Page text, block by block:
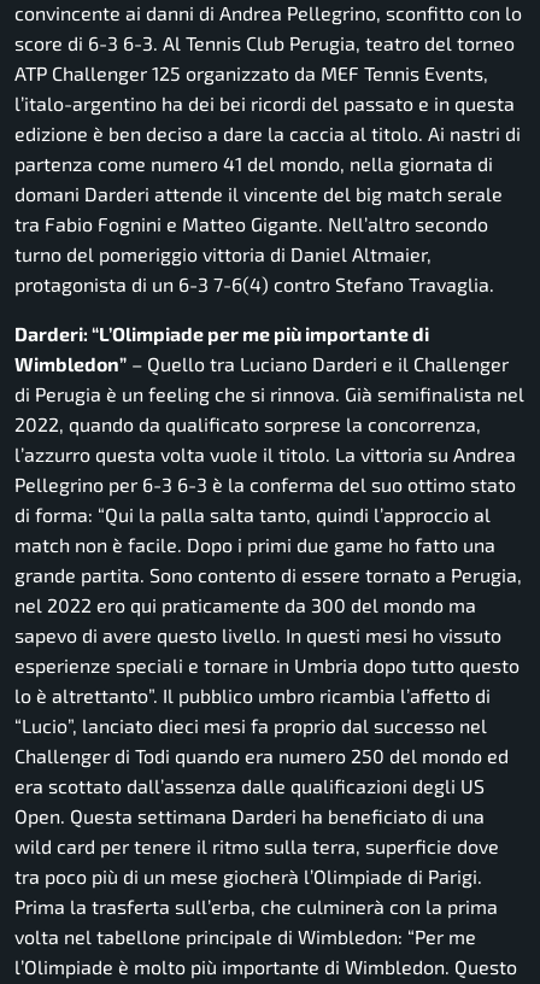
convincente ai danni di Andrea Pellegrino, sconfitto con lo
score di 6-3 6-3. Al Tennis Club Perugia, teatro del torneo
ATP Challenger 125 organizzato da MEF Tennis Events,
l’italo-argentino ha dei bei ricordi del passato e in questa
edizione è ben deciso a dare la caccia al titolo. Ai nastri di
partenza come numero 41 del mondo, nella giornata di
domani Darderi attende il vincente del big match serale
tra Fabio Fognini e Matteo Gigante. Nell’altro secondo
turno del pomeriggio vittoria di Daniel Altmaier,
protagonista di un 6-3 7-6(4) contro Stefano Travaglia.
Darderi: “L’Olimpiade per me più importante di
Wimbledon” – Quello tra Luciano Darderi e il Challenger
di Perugia è un feeling che si rinnova. Già semifinalista nel
2022, quando da qualificato sorprese la concorrenza,
l’azzurro questa volta vuole il titolo. La vittoria su Andrea
Pellegrino per 6-3 6-3 è la conferma del suo ottimo stato
di forma: “Qui la palla salta tanto, quindi l’approccio al
match non è facile. Dopo i primi due game ho fatto una
grande partita. Sono contento di essere tornato a Perugia,
nel 2022 ero qui praticamente da 300 del mondo ma
sapevo di avere questo livello. In questi mesi ho vissuto
esperienze speciali e tornare in Umbria dopo tutto questo
lo è altrettanto”. Il pubblico umbro ricambia l’affetto di
“Lucio”, lanciato dieci mesi fa proprio dal successo nel
Challenger di Todi quando era numero 250 del mondo ed
era scottato dall’assenza dalle qualificazioni degli US
Open. Questa settimana Darderi ha beneficiato di una
wild card per tenere il ritmo sulla terra, superficie dove
tra poco più di un mese giocherà l’Olimpiade di Parigi.
Prima la trasferta sull’erba, che culminerà con la prima
volta nel tabellone principale di Wimbledon: “Per me
l’Olimpiade è molto più importante di Wimbledon. Questo